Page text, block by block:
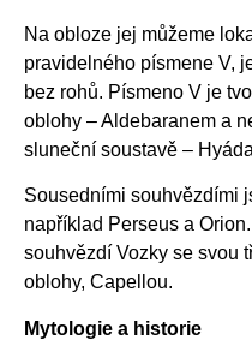
Na obloze jej můžeme
pravidelného písmene V,
bez rohů. Písmeno V je
oblohy – Aldebaranem a
sluneční soustavě –
Sousedními souhvězdími
například Perseus a
souhvězdí Vozky se svou
oblohy, Capellou.
Mytologie a historie